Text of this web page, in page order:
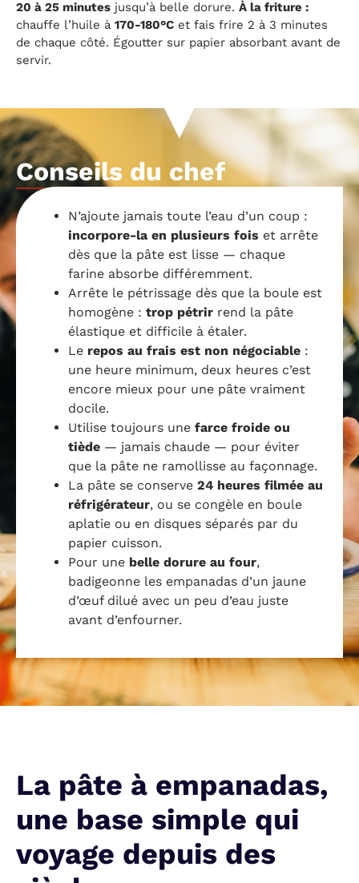
20 à 25 minutes jusqu’à belle dorure. À la friture :
chauffe l’huile à 170-180°C et fais frire 2 à 3 minutes
de chaque côté. Égoutter sur papier absorbant avant de
servir.
Conseils du chef
N’ajoute jamais toute l’eau d’un coup :
incorpore-la en plusieurs fois et arrête
dès que la pâte est lisse — chaque
farine absorbe différemment.
Arrête le pétrissage dès que la boule est
homogène : trop pétrir rend la pâte
élastique et difficile à étaler.
Le repos au frais est non négociable :
une heure minimum, deux heures c’est
encore mieux pour une pâte vraiment
docile.
Utilise toujours une farce froide ou
tiède — jamais chaude — pour éviter
que la pâte ne ramollisse au façonnage.
La pâte se conserve 24 heures filmée au
réfrigérateur, ou se congèle en boule
aplatie ou en disques séparés par du
papier cuisson.
Pour une belle dorure au four,
badigeonne les empanadas d’un jaune
d’œuf dilué avec un peu d’eau juste
avant d’enfourner.
La pâte à empanadas,
une base simple qui
voyage depuis des